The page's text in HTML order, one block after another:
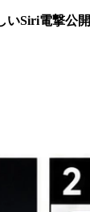
いSiri電撃公開